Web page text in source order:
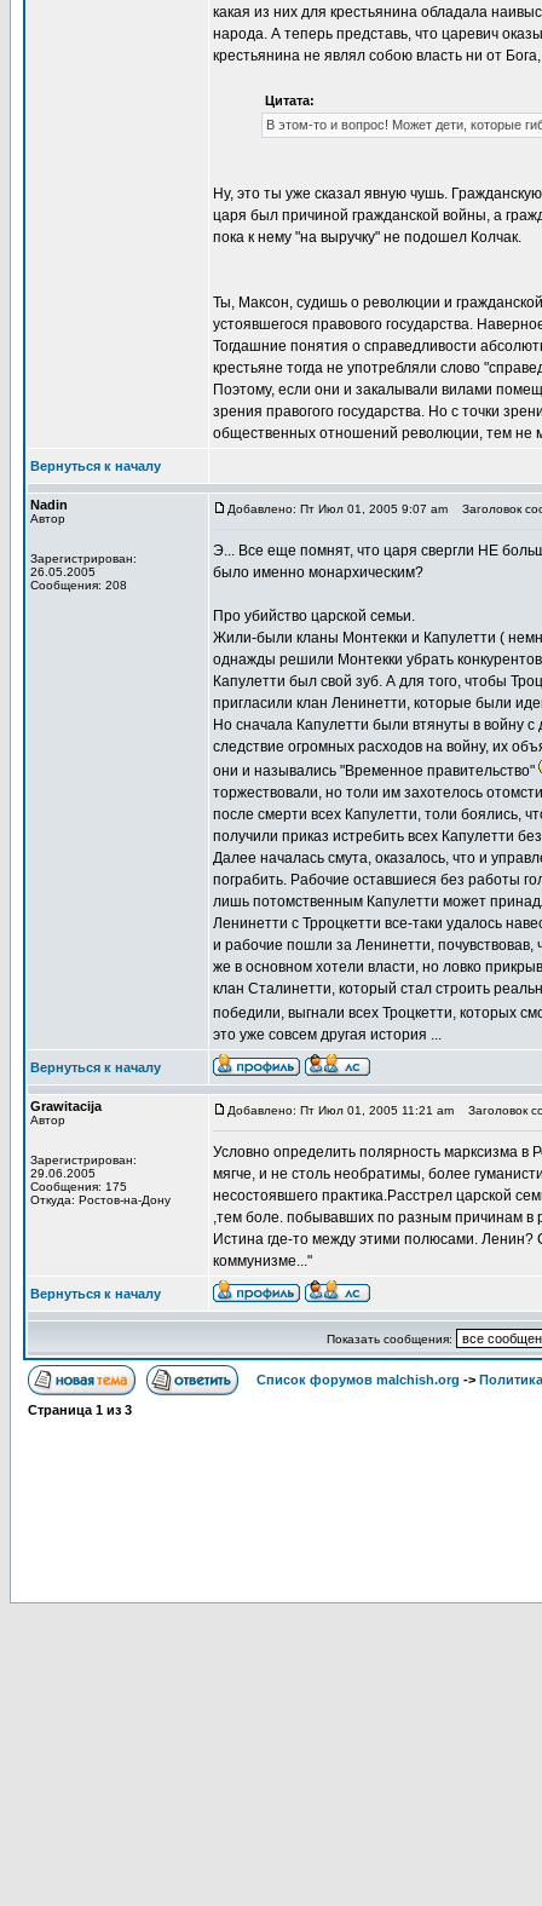
какая из них для крестьянина обладала
народа. А теперь представь, что царевич
крестьянина не являл собою власть ни от
Цитата:
В этом-то и вопрос! Может дети, которые
Ну, это ты уже сказал явную чушь.
царя был причиной гражданской войны, а
пока к нему "на выручку" не подошел Колчак.
Ты, Максон, судишь о революции и
устоявшегося правового государства.
Тогдашние понятия о справедливости
крестьяне тогда не употребляли слово
Поэтому, если они и закалывали вилами
зрения правогого государства. Но с точки
общественных отношений революции, тем не
Вернуться к началу
Nadin
Автор
Зарегистрирован:
26.05.2005
Сообщения: 208
Добавлено: Пт Июл 01, 2005 9:07 am Заголовок
Э... Все еще помнят, что царя свергли НЕ
было именно монархическим?
Про убийство царской семьи.
Жили-были кланы Монтекки и Капулетти (
однажды решили Монтекки убрать
Капулетти был свой зуб. А для того, чтобы
пригласили клан Ленинетти, которые были
Но сначала Капулетти были втянуты в войну с
следствие огромных расходов на войну, их
они и назывались "Временное правительство"
торжествовали, но толи им захотелось
после смерти всех Капулетти, толи боялись,
получили приказ истребить всех Капулетти
Далее началась смута, оказалось, что и
пограбить. Рабочие оставшиеся без работы
лишь потомственным Капулетти может
Ленинетти с Трроцкетти все-таки удалось
и рабочие пошли за Ленинетти, почувствовав,
же в основном хотели власти, но ловко
клан Сталинетти, который стал строить
победили, выгнали всех Троцкетти, которых
это уже совсем другая история ...
Вернуться к началу
Grawitacija
Автор
Зарегистрирован:
29.06.2005
Сообщения: 175
Откуда: Ростов-на-Дону
Добавлено: Пт Июл 01, 2005 11:21 am Заголовок
Условно определить полярность марксизма
мягче, и не столь необратимы, более
несостоявшего практика.Расстрел царской
,тем боле. побывавших по разным причинам в
Истина где-то между этими полюсами. Ленин?
коммунизме..."
Вернуться к началу
Показать сообщения:
Список форумов malchish.org ->
Страница 1 из 3